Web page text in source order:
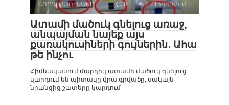
ՆՈՐՈՒԹՅՈՒՆՆԵՐ 0 1 415դիտում
Ատամի մածուկ գնելուց առաջ,
անպայման նայեք այս
քառակուսիների գույներին․ Ահա
թե ինչու
Հիմնականում մարդիկ ատամի մածուկ գնելուց
կարդում են պիտակը վրա գրվածը, սակայն
նրանցից շատերը կարդում